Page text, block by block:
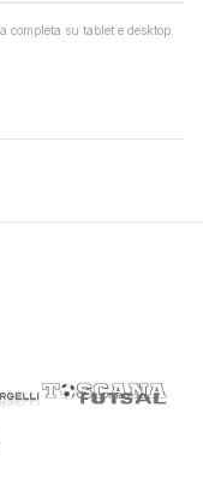
completa su tablet e desktop.